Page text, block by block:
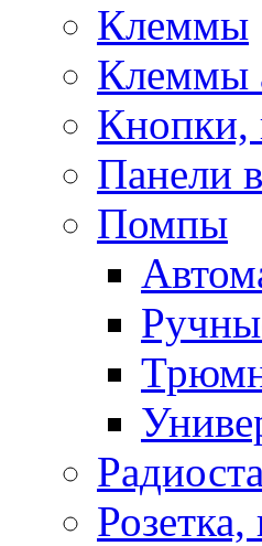
Клеммы
Клеммы
Кнопки,
Панели
Помпы